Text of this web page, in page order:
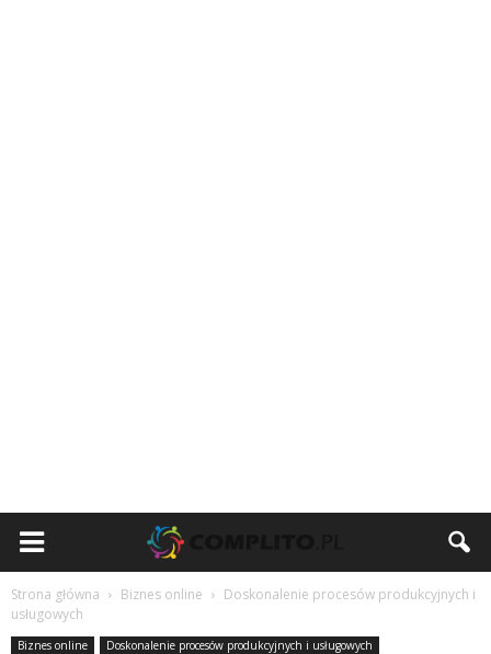
Strona główna Biznes online
Doskonalenie procesów produkcyjnych i
usługowych
Biznes online Doskonalenie procesów produkcyjnych i usługowych